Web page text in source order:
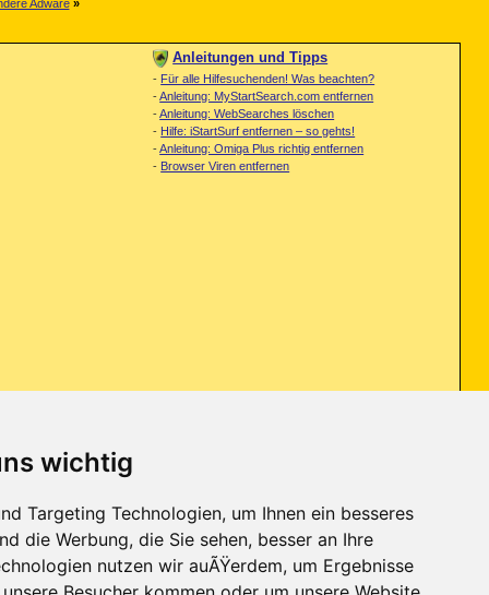
wichtig
Targeting Technologien, um Ihnen ein besseres
die Werbung, die Sie sehen, besser an Ihre
nutzen wir auÃŸerdem, um Ergebnisse
Adware »
Anleitungen und Tipps
- Für alle Hilfesuchenden! Was beachten?
-Anleitung: MyStartSearch.com entfernen
-Anleitung: WebSearches löschen
- Hilfe: iStartSurf entfernen – so gehts!
-Anleitung: Omiga Plus richtig entfernen
- Browser Viren entfernen
hat Malware bei mir gefunden allerdings sind sie immer wieder da